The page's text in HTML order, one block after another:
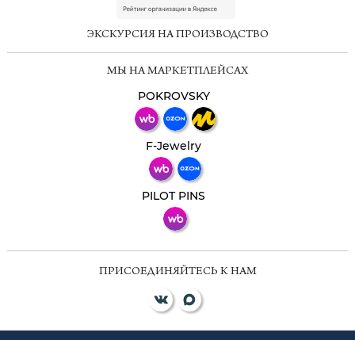
ЭКСКУРСИЯ НА ПРОИЗВОДСТВО
МЫ НА МАРКЕТПЛЕЙСАХ
POKROVSKY
F-Jewelry
PILOT PINS
ПРИСОЕДИНЯЙТЕСЬ К НАМ